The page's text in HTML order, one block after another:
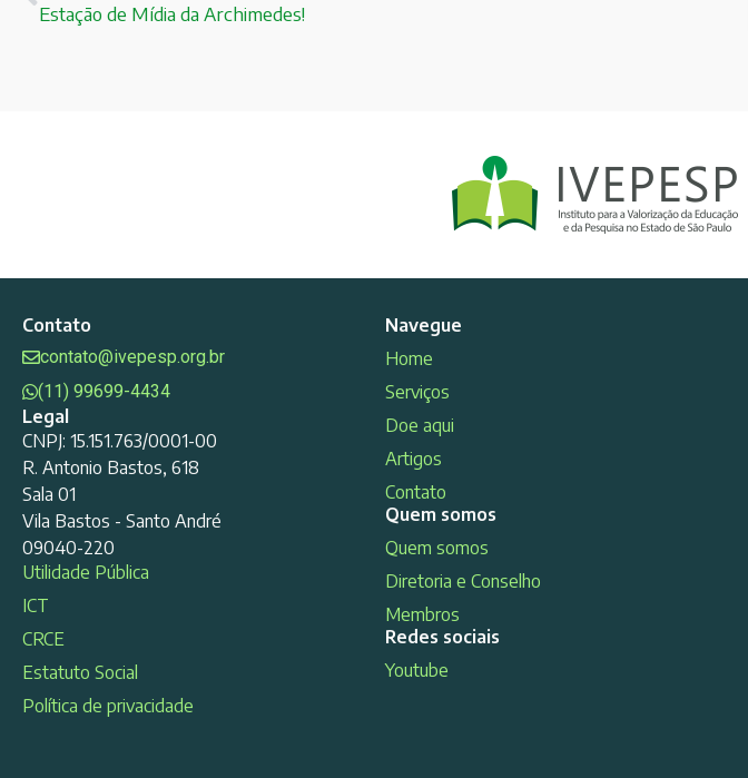
Estação de Mídia da Archimedes!
Contato
contato@ivepesp.org.br
(11) 99699-4434
Legal
CNPJ: 15.151.763/0001-00
R. Antonio Bastos, 618
Sala 01
Vila Bastos - Santo André
09040-220
Utilidade Pública
ICT
CRCE
Estatuto Social
Política de privacidade
Navegue
Home
Serviços
Doe aqui
Artigos
Contato
Quem somos
Quem somos
Diretoria e Conselho
Membros
Redes sociais
Youtube